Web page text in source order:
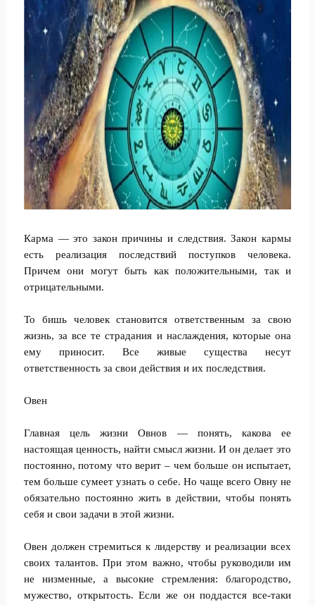
Карма — это закон причины и следствия. Закон кармы
есть реализация последствий поступков человека.
Причем они могут быть как положительными, так и
отрицательными.
То бишь человек становится ответственным за свою
жизнь, за все те страдания и наслаждения, которые она
ему приносит. Все живые существа несут
ответственность за свои действия и их последствия.
Овен
Главная цель жизни Овнов — понять, какова ее
настоящая ценность, найти смысл жизни. И он делает это
постоянно, потому что верит – чем больше он испытает,
тем больше сумеет узнать о себе. Но чаще всего Овну не
обязательно постоянно жить в действии, чтобы понять
себя и свои задачи в этой жизни.
Овен должен стремиться к лидерству и реализации всех
своих талантов. При этом важно, чтобы руководили им
не низменные, а высокие стремления: благородство,
мужество, открытость. Если же он поддастся все-таки